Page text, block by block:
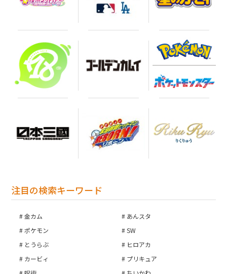
注目の検索キーワード
金カム
あんスタ
ポケモン
SW
とうらぶ
ヒロアカ
カービィ
プリキュア